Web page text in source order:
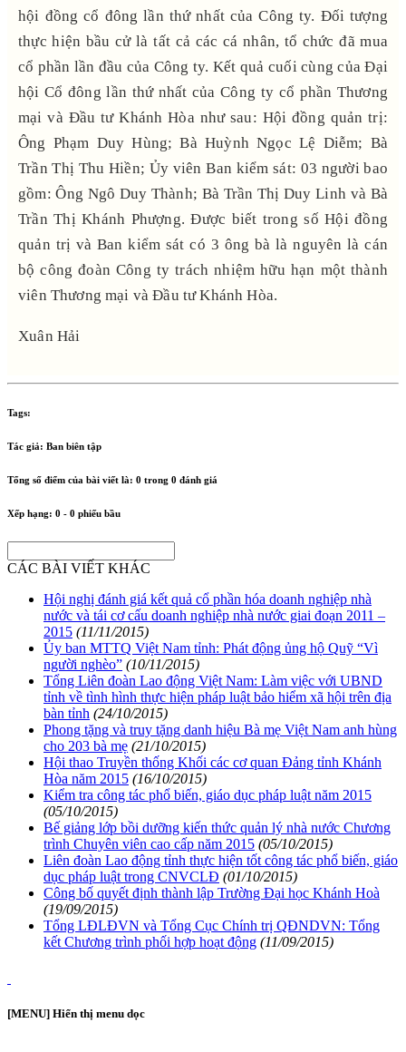
hội đồng cổ đông lần thứ nhất của Công ty. Đối tượng
thực hiện bầu cử là tất cả các cá nhân, tổ chức đã mua
cổ phần lần đầu của Công ty. Kết quả cuối cùng của Đại
hội Cổ đông lần thứ nhất của Công ty cổ phần Thương
mại và Đầu tư Khánh Hòa như sau: Hội đồng quản trị:
Ông Phạm Duy Hùng; Bà Huỳnh Ngọc Lệ Diễm; Bà
Trần Thị Thu Hiền; Ủy viên Ban kiểm sát: 03 người bao
gồm: Ông Ngô Duy Thành; Bà Trần Thị Duy Linh và Bà
Trần Thị Khánh Phượng. Được biết trong số Hội đồng
quản trị và Ban kiểm sát có 3 ông bà là nguyên là cán
bộ công đoàn Công ty trách nhiệm hữu hạn một thành
viên Thương mại và Đầu tư Khánh Hòa.
Xuân Hải
Tags:
Tác giả: Ban biên tập
Tổng số điểm của bài viết là: 0 trong 0 đánh giá
Xếp hạng: 0 - 0 phiếu bầu
CÁC BÀI VIẾT KHÁC
Hội nghị đánh giá kết quả cổ phần hóa doanh nghiệp nhà
nước và tái cơ cấu doanh nghiệp nhà nước giai đoạn 2011 –
2015 (11/11/2015)
Ủy ban MTTQ Việt Nam tỉnh: Phát động ủng hộ Quỹ “Vì
người nghèo” (10/11/2015)
Tổng Liên đoàn Lao động Việt Nam: Làm việc với UBND
tỉnh về tình hình thực hiện pháp luật bảo hiểm xã hội trên địa
bàn tỉnh (24/10/2015)
Phong tặng và truy tặng danh hiệu Bà mẹ Việt Nam anh hùng
cho 203 bà mẹ (21/10/2015)
Hội thao Truyền thống Khối các cơ quan Đảng tỉnh Khánh
Hòa năm 2015 (16/10/2015)
Kiểm tra công tác phổ biến, giáo dục pháp luật năm 2015
(05/10/2015)
Bế giảng lớp bồi dưỡng kiến thức quản lý nhà nước Chương
trình Chuyên viên cao cấp năm 2015 (05/10/2015)
Liên đoàn Lao động tỉnh thực hiện tốt công tác phổ biến, giáo
dục pháp luật trong CNVCLĐ (01/10/2015)
Công bố quyết định thành lập Trường Đại học Khánh Hoà
(19/09/2015)
Tổng LĐLĐVN và Tổng Cục Chính trị QĐNDVN: Tổng
kết Chương trình phối hợp hoạt động (11/09/2015)
[MENU] Hiển thị menu dọc